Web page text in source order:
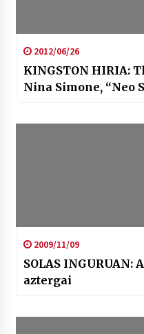
2012/06/26
KINGSTON HIRIA:
Nina Simone, “Neo
2009/11/09
SOLAS
aztergai